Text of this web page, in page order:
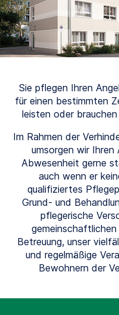
Sie pflegen Ihren
für einen bestimmten
leisten oder
Im Rahmen der
umsorgen wir Ihren
Abwesenheit gerne
auch wenn er
qualifiziertes
Grund- und
pflegerische
Betreuung, unser
und regelmäßige
Bewohnern der